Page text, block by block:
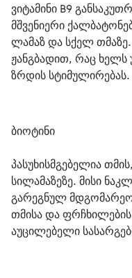
ვიტამინი B9
მშვენიერი
ლამაზ და სქელ თმაზე.
ჟანგბადით, რაც
ზრდის სტიმულირებას.
ბიოტინი
პასუხისმგებელია
სილამაზეზე. მისი
გარეგნულ
თმისა და
აუცილებელი